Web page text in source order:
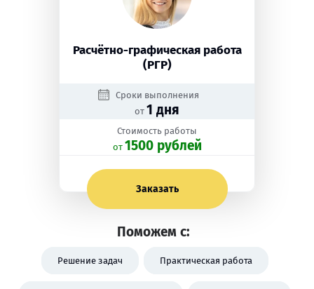
Расчётно-графическая работа
(РГР)
Сроки выполнения
от 1 дня
Стоимость работы
oт 1500 рублей
Заказать
Поможем с:
Решение задач Практическая работа